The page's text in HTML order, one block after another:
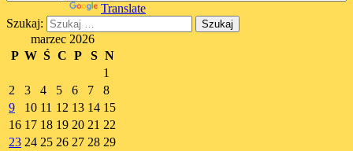
Translate
Szukaj:
marzec 2026
P W Ś C P S N
1
2
3 4 5 6 7
8
9
10 11 12 13 14 15
16 17 18 19 20 21 22
23 24 25 26 27 28 29